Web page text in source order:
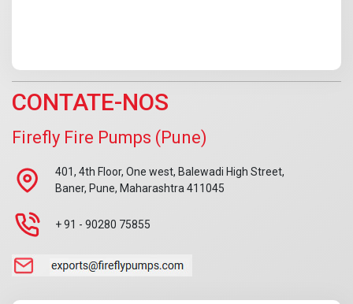
CONTATE-NOS
Firefly Fire Pumps (Pune)
401, 4th Floor, One west, Balewadi High Street,
Baner, Pune, Maharashtra 411045
+ 91 - 90280 75855